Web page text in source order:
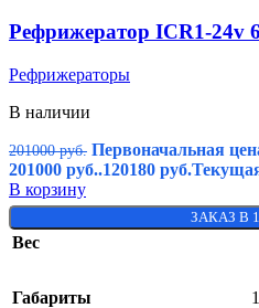
Рефрижератор ICR1-24v
Рефрижераторы
В наличии
201000руб. Первоначальная
201000 руб..120180 руб.
В корзину
ЗАКАЗ В
Вес
Габариты